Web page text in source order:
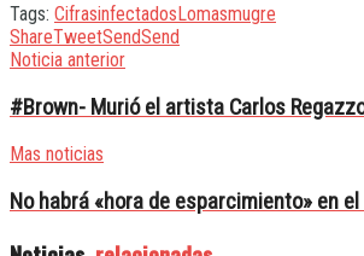
Tags: CifrasinfectadosLomasmugre
ShareTweetSendSend
Noticia anterior
#Brown- Murió el artista Carlos
Mas noticias
No habrá «hora de esparcimiento» en